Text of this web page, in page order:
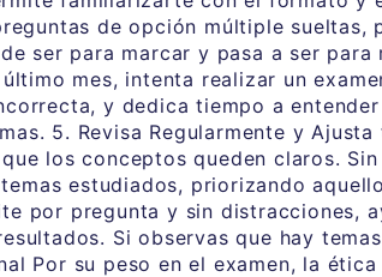
de opción múltiple sueltas,
ser para marcar y pasa a ser
mes, intenta realizar un
y dedica tiempo a
5. Revisa Regularmente y
los conceptos queden claros.
estudiados, priorizando
por pregunta y sin distracciones,
Si observas que hay
Por su peso en el examen, la